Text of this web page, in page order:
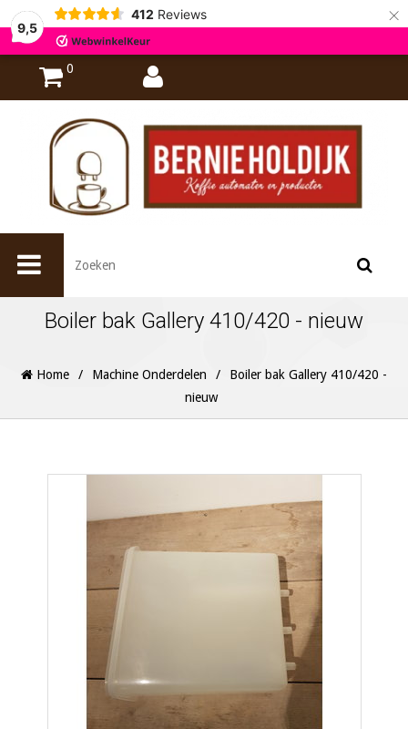
9,5
412 Reviews ×
0
Boiler bak Gallery 410/420 - nieuw
Home / Machine Onderdelen /
Boiler bak Gallery 410/420 -
nieuw